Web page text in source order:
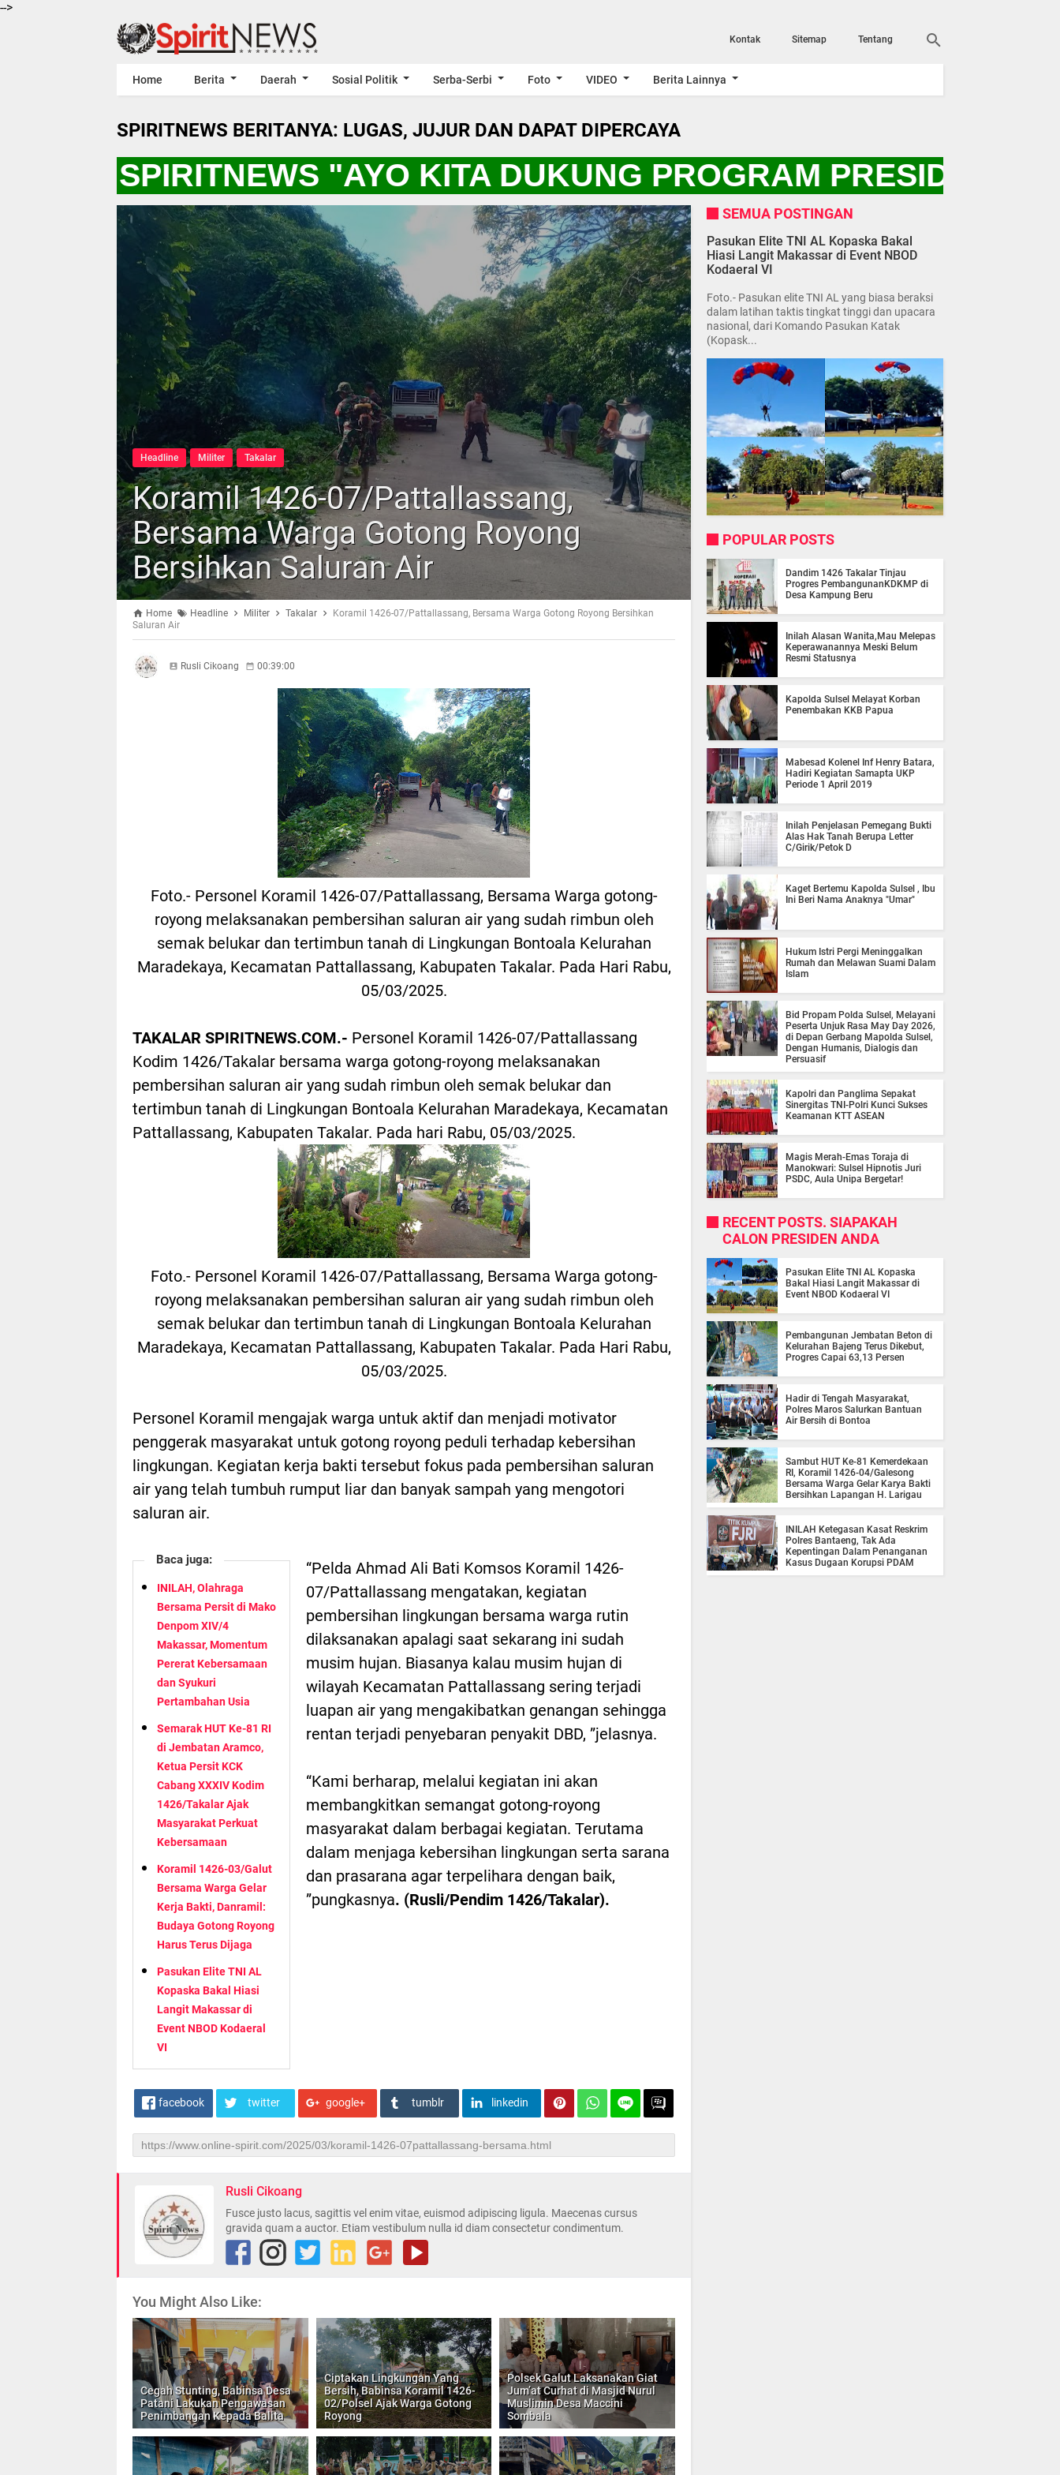
-->
Kontak Sitemap Tentang
Home Berita Daerah Sosial Politik Serba-Serbi Foto VIDEO Berita Lainnya
SPIRITNEWS BERITANYA: LUGAS, JUJUR DAN DAPAT DIPERCAYA
**** SPIRITNEWS "AYO KITA DUKUNG PROGRAM PRESIDEN RI
Headline Militer Takalar
Koramil 1426-07/Pattallassang,
Bersama Warga Gotong Royong
Bersihkan Saluran Air
Home Headline Militer Takalar
Koramil 1426-07/Pattallassang, Bersama Warga Gotong Royong Bersihkan
Saluran Air
Rusli Cikoang 00:39:00
Foto.- Personel Koramil 1426-07/Pattallassang, Bersama Warga gotong-
royong melaksanakan pembersihan saluran air yang sudah rimbun oleh
semak belukar dan tertimbun tanah di Lingkungan Bontoala Kelurahan
Maradekaya, Kecamatan Pattallassang, Kabupaten Takalar. Pada Hari Rabu,
05/03/2025.
TAKALAR SPIRITNEWS.COM.- Personel Koramil 1426-07/Pattallassang
Kodim 1426/Takalar bersama warga gotong-royong melaksanakan
pembersihan saluran air yang sudah rimbun oleh semak belukar dan
tertimbun tanah di Lingkungan Bontoala Kelurahan Maradekaya, Kecamatan
Pattallassang, Kabupaten Takalar. Pada hari Rabu, 05/03/2025.
Foto.- Personel Koramil 1426-07/Pattallassang, Bersama Warga gotong-
royong melaksanakan pembersihan saluran air yang sudah rimbun oleh
semak belukar dan tertimbun tanah di Lingkungan Bontoala Kelurahan
Maradekaya, Kecamatan Pattallassang, Kabupaten Takalar. Pada Hari Rabu,
05/03/2025.
Personel Koramil mengajak warga untuk aktif dan menjadi motivator
penggerak masyarakat untuk gotong royong peduli terhadap kebersihan
lingkungan. Kegiatan kerja bakti tersebut fokus pada pembersihan saluran
air yang telah tumbuh rumput liar dan banyak sampah yang mengotori
saluran air.
Baca juga:
INILAH, Olahraga
Bersama Persit di Mako
Denpom XIV/4
Makassar, Momentum
Pererat Kebersamaan
dan Syukuri
Pertambahan Usia
Semarak HUT Ke-81 RI
di Jembatan Aramco,
Ketua Persit KCK
Cabang XXXIV Kodim
1426/Takalar Ajak
Masyarakat Perkuat
Kebersamaan
Koramil 1426-03/Galut
Bersama Warga Gelar
Kerja Bakti, Danramil:
Budaya Gotong Royong
Harus Terus Dijaga
Pasukan Elite TNI AL
Kopaska Bakal Hiasi
Langit Makassar di
Event NBOD Kodaeral
VI
“Pelda Ahmad Ali Bati Komsos Koramil 1426-
07/Pattallassang mengatakan, kegiatan
pembersihan lingkungan bersama warga rutin
dilaksanakan apalagi saat sekarang ini sudah
musim hujan. Biasanya kalau musim hujan di
wilayah Kecamatan Pattallassang sering terjadi
luapan air yang mengakibatkan genangan sehingga
rentan terjadi penyebaran penyakit DBD, ”jelasnya.
“Kami berharap, melalui kegiatan ini akan
membangkitkan semangat gotong-royong
masyarakat dalam berbagai kegiatan. Terutama
dalam menjaga kebersihan lingkungan serta sarana
dan prasarana agar terpelihara dengan baik,
”pungkasnya. (Rusli/Pendim 1426/Takalar).
facebook twitter google+ tumblr linkedin
Rusli Cikoang
Fusce justo lacus, sagittis vel enim vitae, euismod adipiscing ligula. Maecenas cursus
gravida quam a auctor. Etiam vestibulum nulla id diam consectetur condimentum.
You Might Also Like:
Cegah Stunting, Babinsa Desa
Patani Lakukan Pengawasan
Penimbangan Kepada Balita
Ciptakan Lingkungan Yang
Bersih, Babinsa Koramil 1426-
02/Polsel Ajak Warga Gotong
Royong
Polsek Galut Laksanakan Giat
Jum’at Curhat di Masjid Nurul
Muslimin Desa Maccini
Sombala
SEMUA POSTINGAN
Pasukan Elite TNI AL Kopaska Bakal
Hiasi Langit Makassar di Event NBOD
Kodaeral VI
Foto.- Pasukan elite TNI AL yang biasa beraksi
dalam latihan taktis tingkat tinggi dan upacara
nasional, dari Komando Pasukan Katak
(Kopask...
POPULAR POSTS
Dandim 1426 Takalar Tinjau
Progres PembangunanKDKMP di
Desa Kampung Beru
Inilah Alasan Wanita,Mau Melepas
Keperawanannya Meski Belum
Resmi Statusnya
Kapolda Sulsel Melayat Korban
Penembakan KKB Papua
Mabesad Kolenel Inf Henry Batara,
Hadiri Kegiatan Samapta UKP
Periode 1 April 2019
Inilah Penjelasan Pemegang Bukti
Alas Hak Tanah Berupa Letter
C/Girik/Petok D
Kaget Bertemu Kapolda Sulsel , Ibu
Ini Beri Nama Anaknya "Umar"
Hukum Istri Pergi Meninggalkan
Rumah dan Melawan Suami Dalam
Islam
Bid Propam Polda Sulsel, Melayani
Peserta Unjuk Rasa May Day 2026,
di Depan Gerbang Mapolda Sulsel,
Dengan Humanis, Dialogis dan
Persuasif
Kapolri dan Panglima Sepakat
Sinergitas TNI-Polri Kunci Sukses
Keamanan KTT ASEAN
Magis Merah-Emas Toraja di
Manokwari: Sulsel Hipnotis Juri
PSDC, Aula Unipa Bergetar!
RECENT POSTS. SIAPAKAH
CALON PRESIDEN ANDA
Pasukan Elite TNI AL Kopaska
Bakal Hiasi Langit Makassar di
Event NBOD Kodaeral VI
Pembangunan Jembatan Beton di
Kelurahan Bajeng Terus Dikebut,
Progres Capai 63,13 Persen
Hadir di Tengah Masyarakat,
Polres Maros Salurkan Bantuan
Air Bersih di Bontoa
Sambut HUT Ke-81 Kemerdekaan
RI, Koramil 1426-04/Galesong
Bersama Warga Gelar Karya Bakti
Bersihkan Lapangan H. Larigau
INILAH Ketegasan Kasat Reskrim
Polres Bantaeng, Tak Ada
Kepentingan Dalam Penanganan
Kasus Dugaan Korupsi PDAM